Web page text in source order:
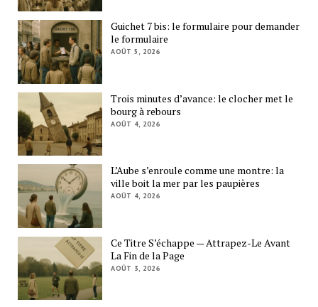
Guichet 7 bis: le formulaire pour demander
le formulaire
AOÛT 5, 2026
Trois minutes d’avance: le clocher met le
bourg à rebours
AOÛT 4, 2026
L’Aube s’enroule comme une montre: la
ville boit la mer par les paupières
AOÛT 4, 2026
Ce Titre S’échappe — Attrapez-Le Avant
La Fin de la Page
AOÛT 3, 2026